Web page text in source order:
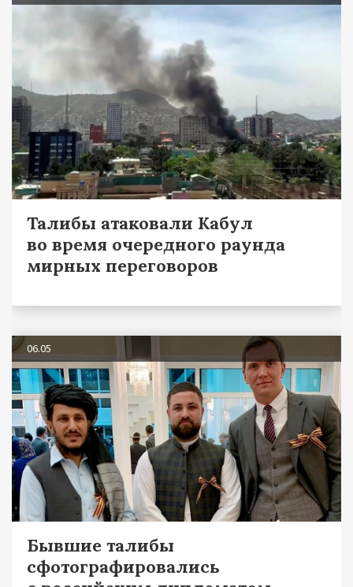
Талибы атаковали Кабул
во время очередного раунда
мирных переговоров
06.05
Бывшие талибы
сфотографировались